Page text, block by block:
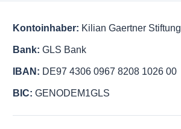
Kontoinhaber: Kilian Gaertner Stiftung
Bank: GLS Bank
IBAN: DE97 4306 0967 8208 1026 00
BIC: GENODEM1GLS